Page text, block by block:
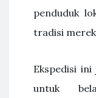
penduduk
tradisi
Ekspedisi
untuk